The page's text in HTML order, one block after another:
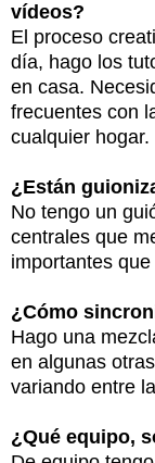
vídeos?
El proceso
día, hago los
en casa.
frecuentes con
cualquier hogar.
¿Están
No tengo un
centrales que
importantes
¿Cómo
Hago una
en algunas
variando entre
¿Qué equipo,